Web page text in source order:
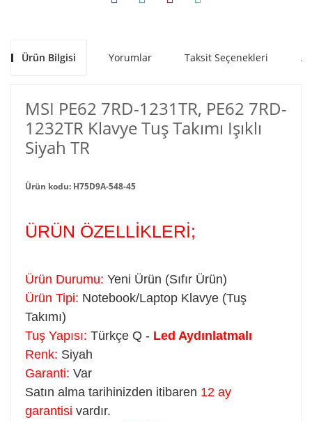
Ürün Bilgisi Yorumlar Taksit Seçenekleri
MSI PE62 7RD-1231TR, PE62 7RD-
1232TR Klavye Tuş Takımı Işıklı
Siyah TR
Ürün kodu: H75D9A-548-45
ÜRÜN ÖZELLİKLERİ;
Ürün Durumu: Yeni Ürün (Sıfır Ürün)
Ürün Tipi: Notebook/Laptop Klavye (Tuş
Takımı)
Tuş Yapısı: Türkçe Q - Led Aydınlatmalı
Renk: Siyah
Garanti: Var
Satın alma tarihinizden itibaren 12 ay
garantisi vardır.